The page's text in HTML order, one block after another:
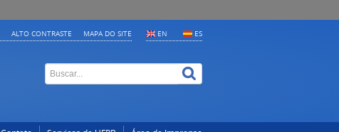
EN ES
ALTO CONTRASTE MAPA DO SITE